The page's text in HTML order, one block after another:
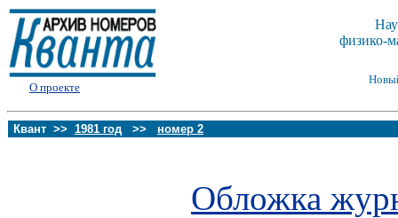
О проекте
физико-
Квант >> 1981 год >> номер 2
Обложка